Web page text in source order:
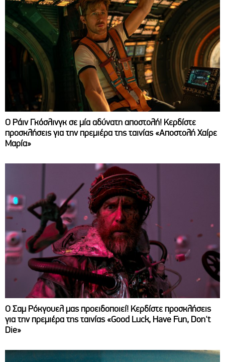
Ο Ράιν Γκόσλινγκ σε μία αδύνατη αποστολή! Κερδίστε
προσκλήσεις για την πρεμιέρα της ταινίας «Αποστολή Χαίρε
Μαρία»
Ο Σαμ Ρόκγουελ μας προειδοποιεί! Κερδίστε προσκλήσεις
για την πρεμιέρα της ταινίας «Good Luck, Have Fun, Don't
Die»